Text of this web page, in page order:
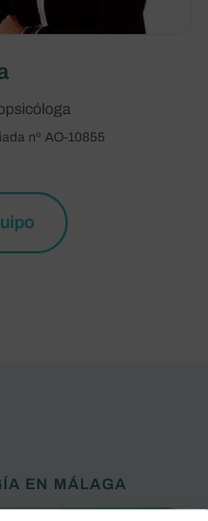
nº AO-10855
EN MÁLAGA